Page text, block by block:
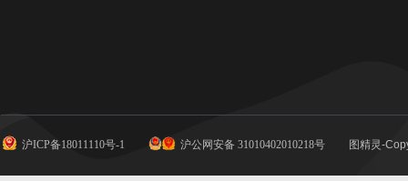
沪ICP备18011110号-1 沪公网安备 31010402010218号 图精灵-